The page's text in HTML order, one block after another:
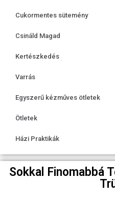
Cukormentes sütemény
Csináld Magad
Kertészkedés
Varrás
Egyszerű kézműves ötletek
Ötletek
Házi Praktikák
Sokkal Finomabbá